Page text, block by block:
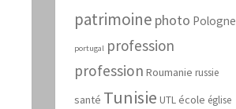
patrimoine photo Pologne
portugal profession
profession Roumanie russie
santé Tunisie UTL école église